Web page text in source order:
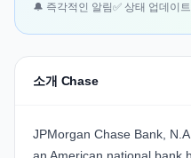
🔔 즉각적인 알림✅ 상태 업데이트
소개 Chase
JPMorgan Chase Bank,